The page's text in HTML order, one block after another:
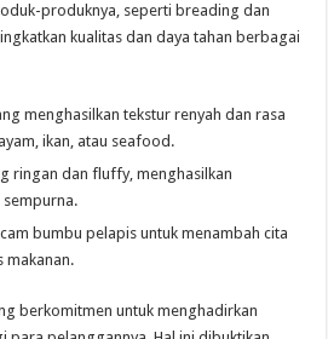
produknya, seperti breading dan
kualitas dan daya tahan berbagai
menghasilkan tekstur renyah dan rasa
ikan, atau seafood.
ringan dan fluffy, menghasilkan
bumbu pelapis untuk menambah cita
makanan.
berkomitmen untuk menghadirkan